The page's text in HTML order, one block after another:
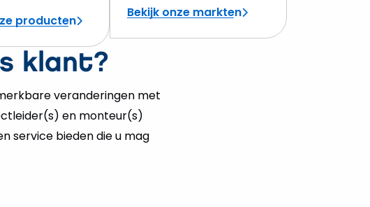
producten
Bekijk onze markten
klant?
veranderingen met
en monteur(s)
service bieden die u mag